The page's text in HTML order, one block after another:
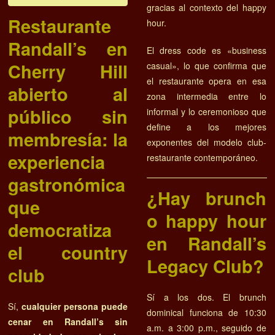
Restaurante
Randall’s en
Cherry Hill
abierto al
público sin
membresía: la
experiencia
gastronómica
que
democratiza
el country
club
Sí,cualquier persona puede
cenar en Randall’s sin
gracias al contexto del happy
hour.
El dress code es «business
casual», lo que confirma que
el restaurante opera en esa
zona intermedia entre lo
informal y lo ceremonioso que
define a los mejores
exponentes del modelo club-
restaurante contemporáneo.
¿Hay brunch
o happy hour
en Randall’s
Legacy Club?
Sí a los dos. El brunch
dominical funciona de 10:30
a.m. a 3:00 p.m., seguido de